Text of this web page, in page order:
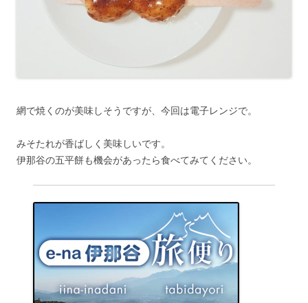
網で焼くのが美味しそうですが、今回は電子レンジで。
みそたれが香ばしく美味しいです。
伊那谷の五平餅も機会があったら食べてみてください。